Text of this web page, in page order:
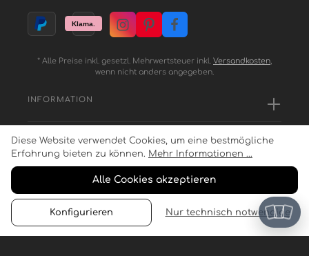
* Alle Preise inkl. gesetzl. Mehrwertsteuer inkl. Versandkosten,
wenn nicht anders angegeben.
INFORMATION
SERVICE
Diese Website verwendet Cookies, um eine bestmögliche
Erfahrung bieten zu können. Mehr Informationen ...
Alle Cookies akzeptieren
Konfigurieren Nur technisch notwendige